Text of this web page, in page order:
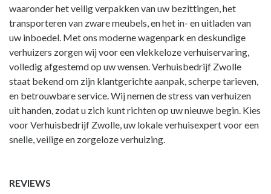
waaronder het veilig verpakken van uw bezittingen, het
transporteren van zware meubels, en het in- en uitladen van
uw inboedel. Met ons moderne wagenpark en deskundige
verhuizers zorgen wij voor een vlekkeloze verhuiservaring,
volledig afgestemd op uw wensen. Verhuisbedrijf Zwolle
staat bekend om zijn klantgerichte aanpak, scherpe tarieven,
en betrouwbare service. Wij nemen de stress van verhuizen
uit handen, zodat u zich kunt richten op uw nieuwe begin. Kies
voor Verhuisbedrijf Zwolle, uw lokale verhuisexpert voor een
snelle, veilige en zorgeloze verhuizing.
REVIEWS